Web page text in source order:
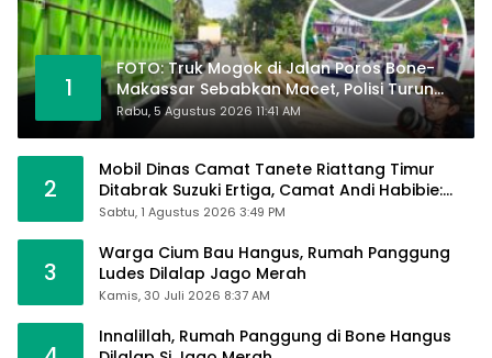
1
FOTO: Truk Mogok di Jalan Poros Bone-
Makassar Sebabkan Macet, Polisi Turun
Tangan
Rabu, 5 Agustus 2026 11:41 AM
2
Mobil Dinas Camat Tanete Riattang Timur
Ditabrak Suzuki Ertiga, Camat Andi Habibie:
Alhamdulillah Saya Baik-Baik Saja
Sabtu, 1 Agustus 2026 3:49 PM
3
Warga Cium Bau Hangus, Rumah Panggung
Ludes Dilalap Jago Merah
Kamis, 30 Juli 2026 8:37 AM
Innalillah, Rumah Panggung di Bone Hangus